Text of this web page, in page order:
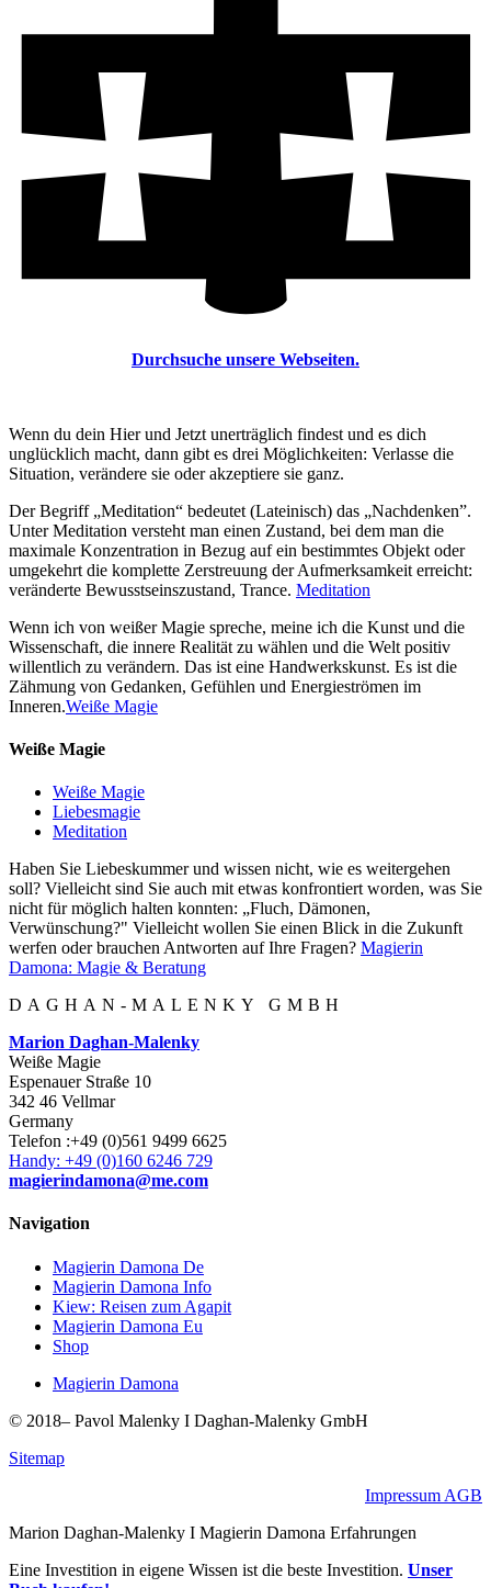
Durchsuche unsere Webseiten.
Wenn du dein Hier und Jetzt unerträglich findest und es dich
unglücklich macht, dann gibt es drei Möglichkeiten: Verlasse die
Situation, verändere sie oder akzeptiere sie ganz.
Der Begriff „Meditation“ bedeutet (Lateinisch) das „Nachdenken”.
Unter Meditation versteht man einen Zustand, bei dem man die
maximale Konzentration in Bezug auf ein bestimmtes Objekt oder
umgekehrt die komplette Zerstreuung der Aufmerksamkeit erreicht:
veränderte Bewusstseinszustand, Trance. Meditation
Wenn ich von weißer Magie spreche, meine ich die Kunst und die
Wissenschaft, die innere Realität zu wählen und die Welt positiv
willentlich zu verändern. Das ist eine Handwerkskunst. Es ist die
Zähmung von Gedanken, Gefühlen und Energieströmen im
Inneren.Weiße Magie
Weiße Magie
Weiße Magie
Liebesmagie
Meditation
Haben Sie Liebeskummer und wissen nicht, wie es weitergehen
soll? Vielleicht sind Sie auch mit etwas konfrontiert worden, was Sie
nicht für möglich halten konnten: „Fluch, Dämonen,
Verwünschung?" Vielleicht wollen Sie einen Blick in die Zukunft
werfen oder brauchen Antworten auf Ihre Fragen? Magierin
Damona: Magie & Beratung
DAGHAN-MALENKY GMBH
Marion Daghan-Malenky
Weiße Magie
Espenauer Straße 10
342 46 Vellmar
Germany
Telefon :+49 (0)561 9499 6625
Handy: +49 (0)160 6246 729
magierindamona@me.com
Navigation
Magierin Damona De
Magierin Damona Info
Kiew: Reisen zum Agapit
Magierin Damona Eu
Shop
Magierin Damona
© 2018– Pavol Malenky I Daghan-Malenky GmbH
Sitemap
Impressum AGB
Marion Daghan-Malenky I Magierin Damona Erfahrungen
Eine Investition in eigene Wissen ist die beste Investition. Unser